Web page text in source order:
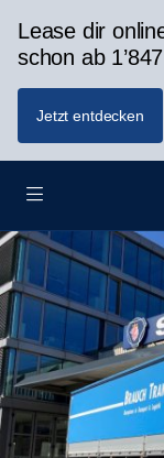
Lease dir
schon ab
Jetzt entdecken